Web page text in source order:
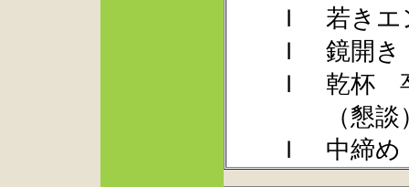
Ｉ 若きエ
Ｉ 鏡開き
Ｉ 乾杯 卒
（懇談
Ｉ 中締め